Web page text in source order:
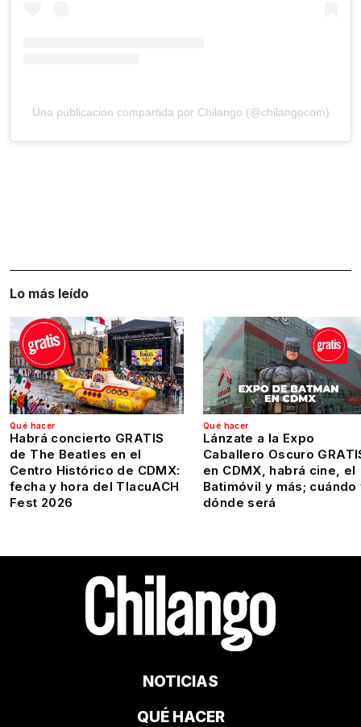
Una publicación compartida por Chilango (@chilangocom)
Lo más leído
Qué hacer
Habrá concierto GRATIS
de The Beatles en el
Centro Histórico de CDMX:
fecha y hora del TlacuACH
Fest 2026
Qué hacer
Lánzate a la Expo
Caballero Oscuro
en CDMX, habrá cine, el
Batimóvil y más; cuándo
dónde será
NOTICIAS
QUÉ HACER